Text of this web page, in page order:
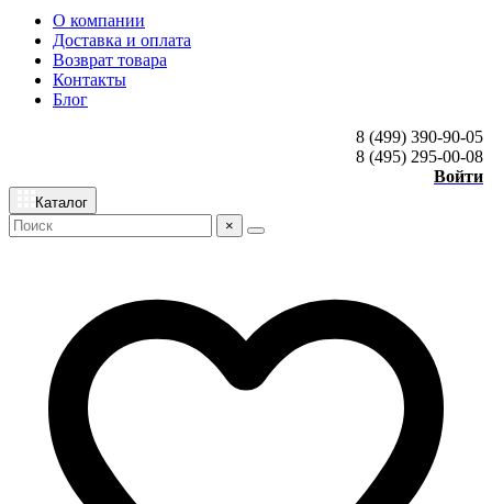
О компании
Доставка и оплата
Возврат товара
Контакты
Блог
8 (499) 390-90-05
8 (495) 295-00-08
Войти
Каталог
×